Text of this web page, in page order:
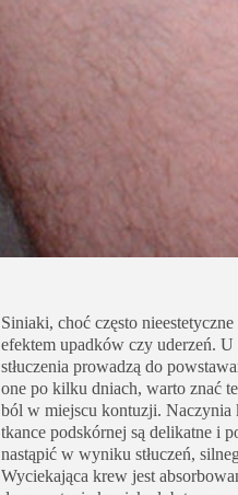
Siniaki, choć często
efektem upadków czy uderzeń.
stłuczenia prowadzą do
one po kilku dniach, warto znać
ból w miejscu kontuzji. Naczynia
tkance podskórnej są delikatne i
nastąpić w wyniku stłuczeń,
Wyciekająca krew jest